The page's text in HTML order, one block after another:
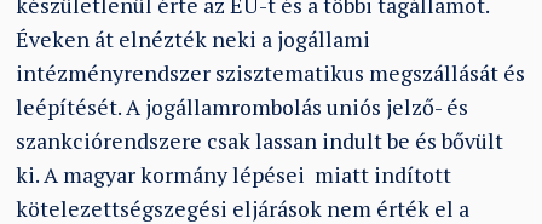
Éveken át elnézték neki a jogállami
intézményrendszer szisztematikus megszállását és
leépítését. A jogállamrombolás uniós jelző- és
szankciórendszere csak lassan indult be és bővült
ki. A magyar kormány lépései miatt indított
kötelezettségszegési eljárások nem érték el a